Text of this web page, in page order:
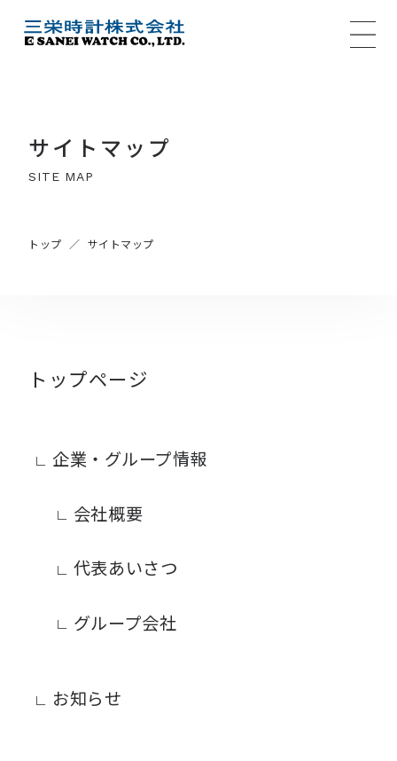
サイトマップ
SITE MAP
トップ サイトマップ
トップページ
企業・グループ情報
会社概要
代表あいさつ
グループ会社
お知らせ